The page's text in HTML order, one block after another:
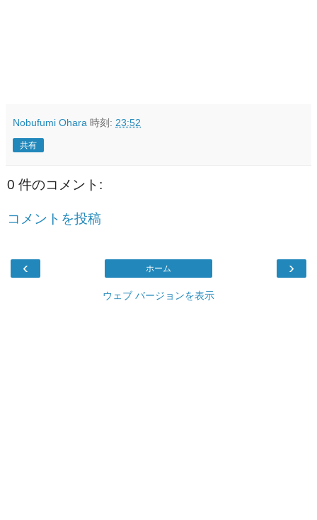
Nobufumi Ohara 時刻: 23:52
共有
0 件のコメント:
コメントを投稿
‹ ›
ホーム
ウェブ バージョンを表示